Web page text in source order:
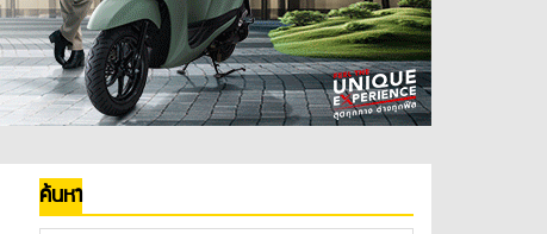
ค้นหา